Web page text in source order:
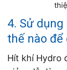
4. Sử
thế nào để
Hít khí Hydro